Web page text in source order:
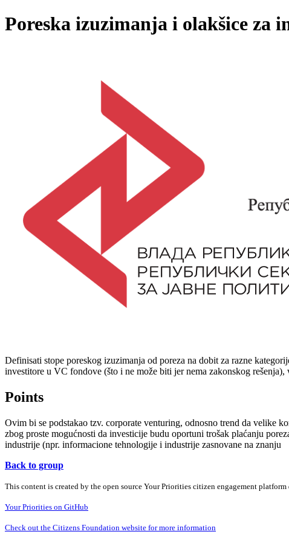
Poreska izuzimanja i olakšice za
Definisati stope poreskog izuzimanja od poreza na dobit za razne
investitore u VC fondove (što i ne može biti jer nema zakonskog
Points
Ovim bi se podstakao tzv. corporate venturing, odnosno trend da velike
zbog proste mogućnosti da investicije budu oportuni trošak plaćanju
industrije (npr. informacione tehnologije i industrije zasnovane na znanju
Back to group
This content is created by the open source Your Priorities citizen engagement
Your Priorities on GitHub
Check out the Citizens Foundation website for more information